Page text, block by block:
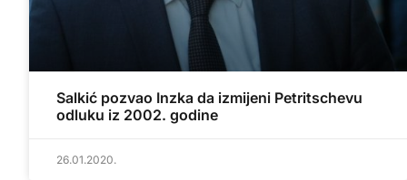
Salkić pozvao Inzka da izmijeni Petritschevu
odluku iz 2002. godine
26.01.2020.